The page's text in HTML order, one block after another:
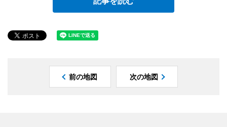
前の地図 次の地図